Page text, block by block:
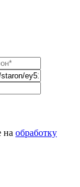
на обработку